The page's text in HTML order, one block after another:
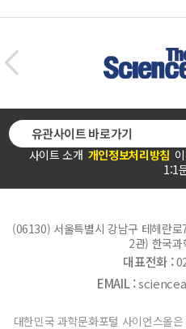
사이트 소개 개인정보처리방침
1:1
유관사이트 바로가기
(06130) 서울특별시 강남구 테헤란
2관) 한국
대표전화 :
EMAIL :
대한민국 과학문화포털 사이언스올